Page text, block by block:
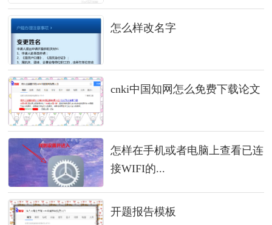
怎么样改名字
cnki中国知网怎么免费下载论文
怎样在手机或者电脑上查看已连
接WIFI的...
开题报告模板